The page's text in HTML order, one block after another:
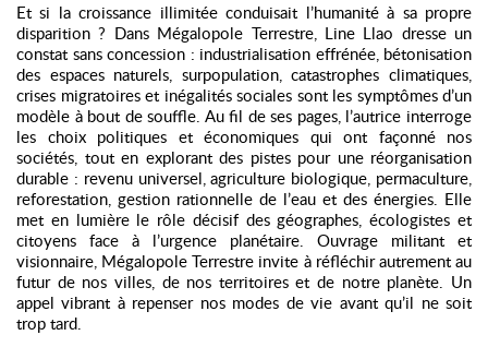
Et si la croissance illimitée conduisait l’humanité à sa propre
disparition ? Dans Mégalopole Terrestre, Line Llao dresse un
constat sans concession : industrialisation effrénée, bétonisation
des espaces naturels, surpopulation, catastrophes climatiques,
crises migratoires et inégalités sociales sont les symptômes d’un
modèle à bout de souffle. Au fil de ses pages, l’autrice interroge
les choix politiques et économiques qui ont façonné nos
sociétés, tout en explorant des pistes pour une réorganisation
durable : revenu universel, agriculture biologique, permaculture,
reforestation, gestion rationnelle de l’eau et des énergies. Elle
met en lumière le rôle décisif des géographes, écologistes et
citoyens face à l’urgence planétaire. Ouvrage militant et
visionnaire, Mégalopole Terrestre invite à réfléchir autrement au
futur de nos villes, de nos territoires et de notre planète. Un
appel vibrant à repenser nos modes de vie avant qu’il ne soit
trop tard.